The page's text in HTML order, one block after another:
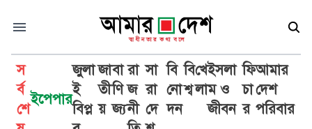
স
র্ব
শে
ইপেপার
জুলা
ই
বিপ্ল
জা
তী
য়
বা
ণি
জ্য
রা
জ
নী
সা
রা
দে
বি
নো
দন
বি
শ্ব
খে
লা
ইসলা
ম ও
জীবন
ফি
চা
র
আমার
দেশ
পরিবার